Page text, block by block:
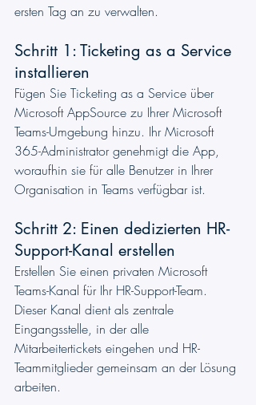
ersten Tag an zu verwalten.
Schritt 1: Ticketing as a Service
installieren
Fügen Sie Ticketing as a Service über
Microsoft AppSource zu Ihrer Microsoft
Teams-Umgebung hinzu. Ihr Microsoft
365-Administrator genehmigt die App,
woraufhin sie für alle Benutzer in Ihrer
Organisation in Teams verfügbar ist.
Schritt 2: Einen dedizierten HR-
Support-Kanal erstellen
Erstellen Sie einen privaten Microsoft
Teams-Kanal für Ihr HR-Support-Team.
Dieser Kanal dient als zentrale
Eingangsstelle, in der alle
Mitarbeitertickets eingehen und HR-
Teammitglieder gemeinsam an der Lösung
arbeiten.